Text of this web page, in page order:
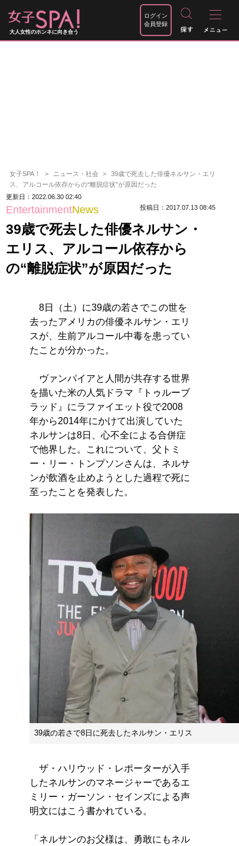
大人女性のホンネに向き合う
ログイン
会員登録
女子SPA！ ニュース・社会
39歳で死去した俳優ネルサン・エリ
ス、アルコール依存からの“離脱症状”が原因だった
更新日：2022.06.30 02:40
EntertainmentNews 投稿日：2017.07.13 08:45
39歳で死去した俳優ネルサン・
エリス、アルコール依存から
の“離脱症状”が原因だった
8日（土）に39歳の若さでこの世を
去ったアメリカの俳優ネルサン・エリ
スが、生前アルコール中毒を患ってい
たことが分かった。
ヴァンパイアと人間が共存する世界
を描いた米の人気ドラマ『トゥルーブ
ラッド』にラファイエット役で2008
年から2014年にかけて出演していた
ネルサンは8日、心不全による合併症
で他界した。これについて、父トミ
ー・リー・トンプソンさんは、ネルサ
ンが飲酒を止めようとした過程で死に
至ったことを発表した。
39歳の若さで8日に死去したネルサン・エリス
ザ・ハリウッド・レポーターが入手
したネルサンのマネージャーであるエ
ミリー・ガーソン・セインズによる声
明文にはこう書かれている。
「ネルサンのお父様は、勇敢にもネル